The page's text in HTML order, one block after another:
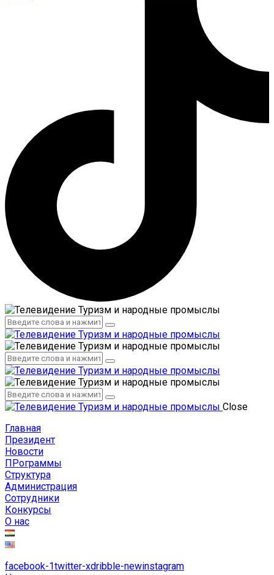
Администрация
Сотрудники
Администрация
Сотрудники
Close
Главная
Президент
Новости
ПРограммы
Структура
Администрация
Сотрудники
Конкурсы
О нас
facebook-1twitter-xdribble-newinstagram